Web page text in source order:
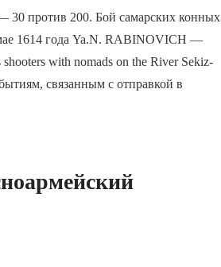
200. Бой самарских конных
1614 года Ya.N. RABINOVICH —
with nomads on the River Sekiz-
связанным с отправкой в